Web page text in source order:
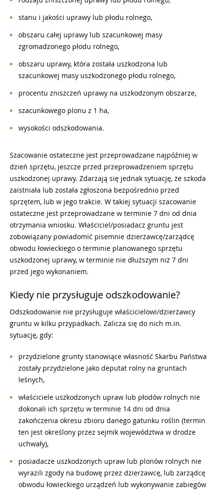
stanu i jakości uprawy lub płodu rolnego,
obszaru całej uprawy lub szacunkowej masy
zgromadzonego płodu rolnego,
obszaru uprawy, która została uszkodzona lub
szacunkowej masy uszkodzonego płodu rolnego,
procentu zniszczeń uprawy na uszkodzonym obszarze,
szacunkowego plonu z 1 ha,
wysokości odszkodowania.
Szacowanie ostateczne jest przeprowadzane najpóźniej w
dzień sprzętu, jeszcze przed przeprowadzeniem sprzętu
uszkodzonej uprawy. Zdarzają się jednak sytuację, że szkoda
zaistniała lub została zgłoszona bezpośrednio przed
sprzętem, lub w jego trakcie. W takiej sytuacji szacowanie
ostateczne jest przeprowadzane w terminie 7 dni od dnia
otrzymania wniosku. Właściciel/posiadacz gruntu jest
zobowiązany powiadomić pisemnie dzierżawcę/zarządcę
obwodu łowieckiego o terminie planowanego sprzętu
uszkodzonej uprawy, w terminie nie dłuższym niż 7 dni
przed jego wykonaniem.
Kiedy nie przysługuje odszkodowanie?
Odszkodowanie nie przysługuje właścicielowi/dzierżawcy
gruntu w kilku przypadkach. Zalicza się do nich m.in.
sytuację, gdy:
przydzielone grunty stanowiące własność Skarbu Państwa
zostały przydzielone jako deputat rolny na gruntach
leśnych,
właściciele uszkodzonych upraw lub płodów rolnych nie
dokonali ich sprzętu w terminie 14 dni od dnia
zakończenia okresu zbioru danego gatunku roślin (termin
ten jest określony przez sejmik województwa w drodze
uchwały),
posiadacze uszkodzonych upraw lub plonów rolnych nie
wyrazili zgody na budowę przez dzierżawcę, lub zarządcę
obwodu łowieckiego urządzeń lub wykonywanie zabiegów